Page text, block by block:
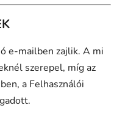
e-mailben zajlik. A mi
szerepel, míg az
a Felhasználói